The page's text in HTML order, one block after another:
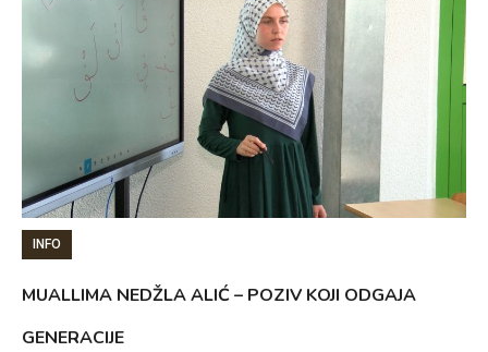
INFO
MUALLIMA NEDŽLA ALIĆ – POZIV KOJI ODGAJA
GENERACIJE